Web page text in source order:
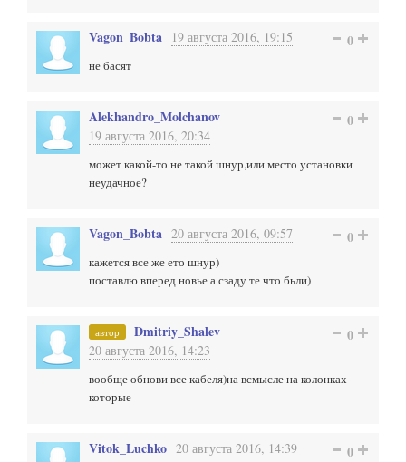
Vagon_Bobta 19 августа 2016, 19:15 0
не басят
Alekhandro_Molchanov
19 августа 2016, 20:34
0
может какой-то не такой шнур,или место установки
неудачное?
Vagon_Bobta 20 августа 2016, 09:57 0
кажется все же ето шнур)
поставлю вперед новье а сзаду те что бьли)
автор Dmitriy_Shalev
20 августа 2016, 14:23
0
вообще обнови все кабеля)на всмысле на колонках
которые
Vitok_Luchko 20 августа 2016, 14:39 0